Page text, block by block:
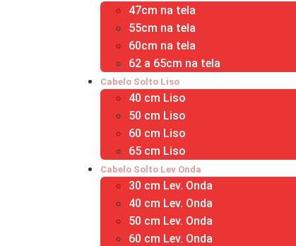
47cm na tela
55cm na tela
60cm na tela
62 a 65cm na tela
Cabelo Solto Liso
40 cm Liso
50 cm Liso
60 cm Liso
65 cm Liso
Cabelo Solto Lev Onda
30 cm Lev. Onda
40 cm Lev. Onda
50 cm Lev. Onda
60 cm Lev. Onda